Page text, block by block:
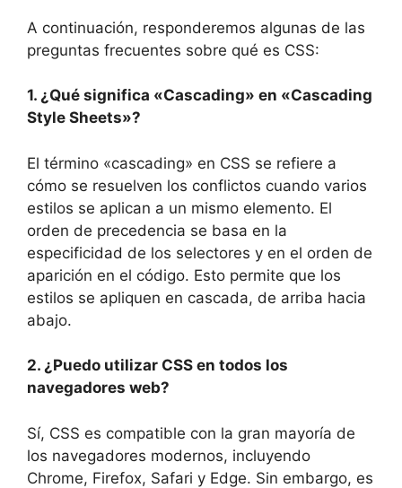
A continuación, responderemos algunas de las
preguntas frecuentes sobre qué es CSS:
1. ¿Qué significa «Cascading» en «Cascading
Style Sheets»?
El término «cascading» en CSS se refiere a
cómo se resuelven los conflictos cuando varios
estilos se aplican a un mismo elemento. El
orden de precedencia se basa en la
especificidad de los selectores y en el orden de
aparición en el código. Esto permite que los
estilos se apliquen en cascada, de arriba hacia
abajo.
2. ¿Puedo utilizar CSS en todos los
navegadores web?
Sí, CSS es compatible con la gran mayoría de
los navegadores modernos, incluyendo
Chrome, Firefox, Safari y Edge. Sin embargo, es